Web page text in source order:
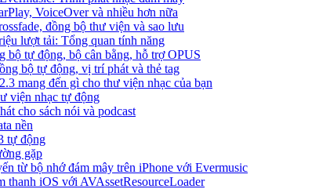
VoiceOver và nhiều hơn nữa
đồng bộ thư viện và sao lưu
lượt tải: Tổng quan tính năng
bộ tự động, bộ cân bằng, hỗ trợ OPUS
bộ tự động, vị trí phát và thẻ tag
mang đến gì cho thư viện nhạc của bạn
viện nhạc tự động
cho sách nói và podcast
nền
tự động
gặp
từ bộ nhớ đám mây trên iPhone với Evermusic
thanh iOS với AVAssetResourceLoader